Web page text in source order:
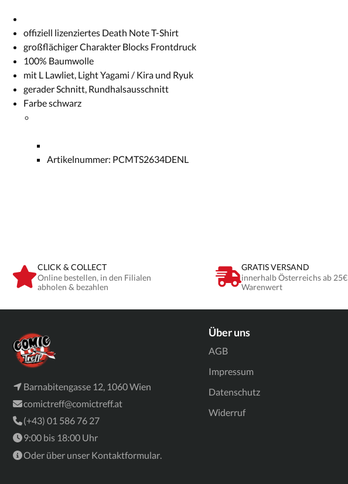
offiziell lizenziertes Death Note T-Shirt
großflächiger Charakter Blocks Frontdruck
100% Baumwolle
mit L Lawliet, Light Yagami / Kira und Ryuk
gerader Schnitt, Rundhalsausschnitt
Farbe schwarz
Artikelnummer: PCMTS2634DENL
CLICK & COLLECT
Online bestellen, in den Filialen
abholen & bezahlen
GRATIS VERSAND
innerhalb Österreichs ab 25€
Warenwert
Barnabitengasse 12, 1060 Wien
comictreff@comictreff.at
(+43) 01 586 76 27
9:00 bis 18:00 Uhr
Oder über unser Kontaktformular.
Über uns
AGB
Impressum
Datenschutz
Widerruf